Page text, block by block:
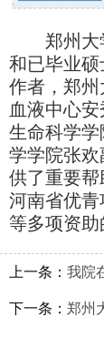
郑州大
和已毕业
作者，郑
血液中心
生命科学
学学院张
供了重要帮
河南省优青
等多项资助
上一条： 我院
下一条： 郑州大学